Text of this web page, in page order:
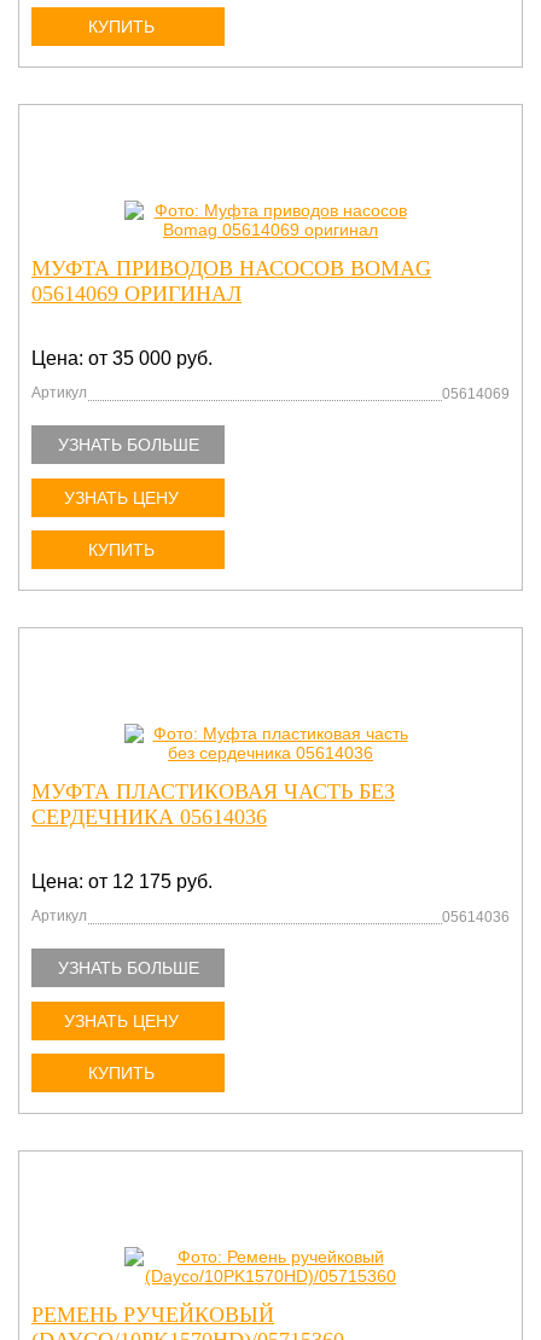
КУПИТЬ
МУФТА ПРИВОДОВ НАСОСОВ BOMAG
05614069 ОРИГИНАЛ
Цена: от 35 000 руб.
Артикул 05614069
УЗНАТЬ БОЛЬШЕ
УЗНАТЬ ЦЕНУ
КУПИТЬ
МУФТА ПЛАСТИКОВАЯ ЧАСТЬ БЕЗ
СЕРДЕЧНИКА 05614036
Цена: от 12 175 руб.
Артикул 05614036
УЗНАТЬ БОЛЬШЕ
УЗНАТЬ ЦЕНУ
КУПИТЬ
РЕМЕНЬ РУЧЕЙКОВЫЙ